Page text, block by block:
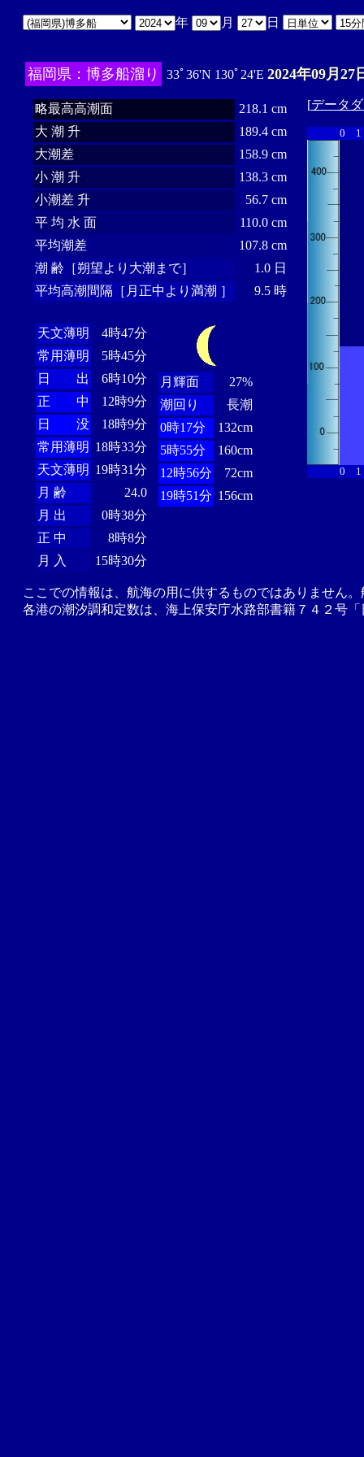
年 月 日
福岡県：博多船溜り 33ﾟ36'N 130ﾟ24'E 2024年09月27
略最高高潮面
218.1 cm
大 潮 升
189.4 cm
大潮差
158.9 cm
小 潮 升
138.3 cm
小潮差 升
56.7 cm
平 均 水 面
110.0 cm
平均潮差
107.8 cm
潮 齢［朔望より大潮まで］
1.0 日
平均高潮間隔［月正中より満潮 ］
9.5 時
天文薄明
4時47分
常用薄明
5時45分
日 出
6時10分
正 中
12時9分
日 没
18時9分
常用薄明 18時33分
天文薄明 19時31分
月 齢
24.0
月 出
0時38分
正 中
8時8分
月 入
15時30分
月輝面
27%
潮回り
長潮
0時17分
132cm
5時55分
160cm
12時56分
72cm
19時51分 156cm
[データ
0 1
0 1
ここでの情報は、航海の用に供するものではありません
各港の潮汐調和定数は、海上保安庁水路部書籍７４２号